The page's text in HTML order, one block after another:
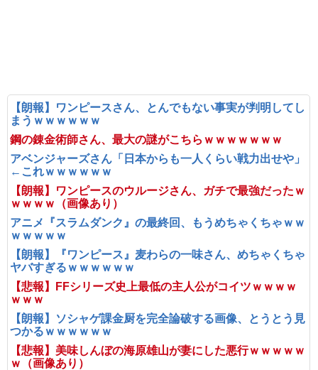
【朗報】ワンピースさん、とんでもない事実が判明してし
まうｗｗｗｗｗｗ
鋼の錬金術師さん、最大の謎がこちらｗｗｗｗｗｗｗ
アベンジャーズさん「日本からも一人くらい戦力出せや」
←これｗｗｗｗｗｗ
【朗報】ワンピースのウルージさん、ガチで最強だったｗ
ｗｗｗｗ（画像あり）
アニメ『スラムダンク』の最終回、もうめちゃくちゃｗｗ
ｗｗｗｗｗ
【朗報】『ワンピース』麦わらの一味さん、めちゃくちゃ
ヤバすぎるｗｗｗｗｗｗ
【悲報】FFシリーズ史上最低の主人公がコイツｗｗｗｗ
ｗｗｗ
【朗報】ソシャゲ課金厨を完全論破する画像、とうとう見
つかるｗｗｗｗｗｗ
【悲報】美味しんぼの海原雄山が妻にした悪行ｗｗｗｗｗ
ｗ（画像あり）